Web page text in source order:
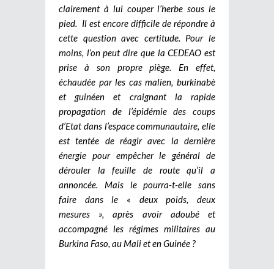
clairement à lui couper l’herbe sous le
pied. Il est encore difficile de répondre à
cette question avec certitude. Pour le
moins, l’on peut dire que la CEDEAO est
prise à son propre piège. En effet,
échaudée par les cas malien, burkinabè
et guinéen et craignant la rapide
propagation de l’épidémie des coups
d’Etat dans l’espace communautaire, elle
est tentée de réagir avec la dernière
énergie pour empêcher le général de
dérouler la feuille de route qu’il a
annoncée. Mais le pourra-t-elle sans
faire dans le « deux poids, deux
mesures », après avoir adoubé et
accompagné les régimes militaires au
Burkina Faso, au Mali et en Guinée ?